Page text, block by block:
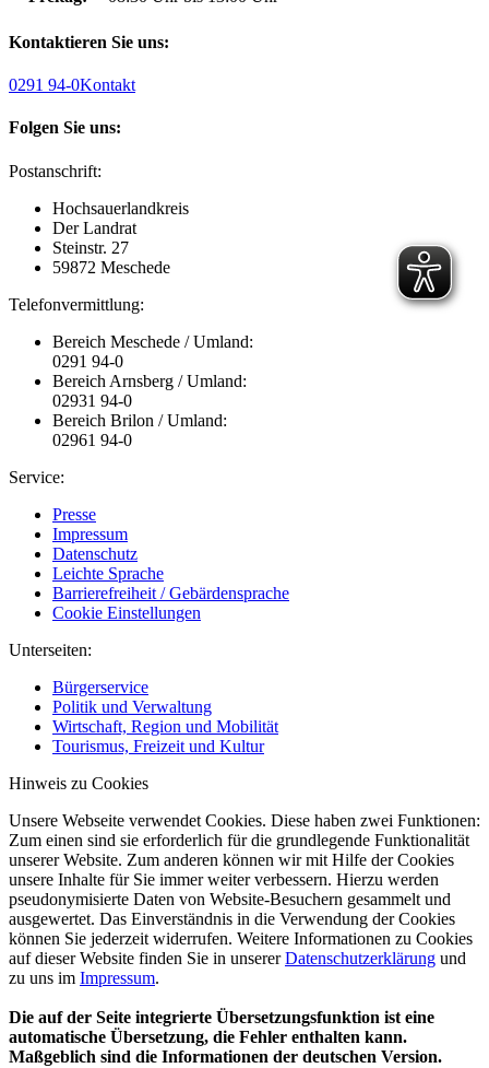
Kontaktieren Sie uns:
0291 94-0Kontakt
Folgen Sie uns:
Postanschrift:
Hochsauerlandkreis
Der Landrat
Steinstr. 27
59872 Meschede
Telefonvermittlung:
Bereich Meschede / Umland:
0291 94-0
Bereich Arnsberg / Umland:
02931 94-0
Bereich Brilon / Umland:
02961 94-0
Service:
Presse
Impressum
Datenschutz
Leichte Sprache
Barrierefreiheit / Gebärdensprache
Cookie Einstellungen
Unterseiten:
Bürgerservice
Politik und Verwaltung
Wirtschaft, Region und Mobilität
Tourismus, Freizeit und Kultur
Hinweis zu Cookies
Unsere Webseite verwendet Cookies. Diese haben zwei Funktionen:
Zum einen sind sie erforderlich für die grundlegende Funktionalität
unserer Website. Zum anderen können wir mit Hilfe der Cookies
unsere Inhalte für Sie immer weiter verbessern. Hierzu werden
pseudonymisierte Daten von Website-Besuchern gesammelt und
ausgewertet. Das Einverständnis in die Verwendung der Cookies
können Sie jederzeit widerrufen. Weitere Informationen zu Cookies
auf dieser Website finden Sie in unsererDatenschutzerklärung und
zu uns im Impressum.
Die auf der Seite integrierte Übersetzungsfunktion ist eine
automatische Übersetzung, die Fehler enthalten kann.
Maßgeblich sind die Informationen der deutschen Version.